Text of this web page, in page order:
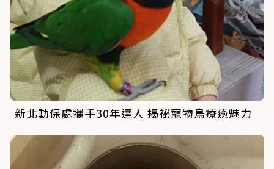
新北動保處攜手30年達人 揭祕寵物鳥療癒魅力